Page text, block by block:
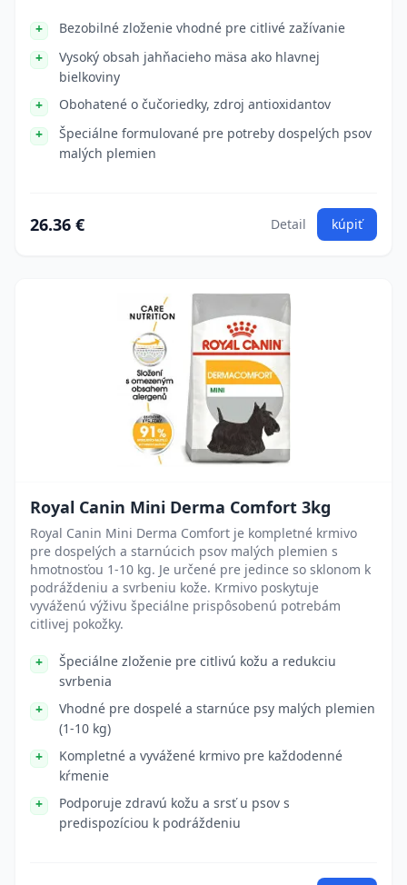
Bezobilné zloženie vhodné pre citlivé zažívanie
Vysoký obsah jahňacieho mäsa ako hlavnej
bielkoviny
Obohatené o čučoriedky, zdroj antioxidantov
Špeciálne formulované pre potreby dospelých psov
malých plemien
26.36 € Detail kúpiť
Royal Canin Mini Derma Comfort 3kg
Royal Canin Mini Derma Comfort je kompletné krmivo
pre dospelých a starnúcich psov malých plemien s
hmotnosťou 1-10 kg. Je určené pre jedince so sklonom k
podráždeniu a svrbeniu kože. Krmivo poskytuje
vyváženú výživu špeciálne prispôsobenú potrebám
citlivej pokožky.
Špeciálne zloženie pre citlivú kožu a redukciu
svrbenia
Vhodné pre dospelé a starnúce psy malých plemien
(1-10 kg)
Kompletné a vyvážené krmivo pre každodenné
kŕmenie
Podporuje zdravú kožu a srsť u psov s
predispozíciou k podráždeniu